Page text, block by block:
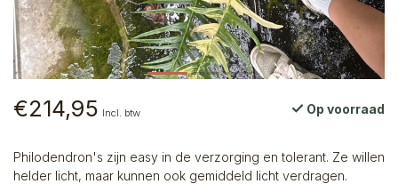
€214,95 Incl. btw Op voorraad
Philodendron's zijn easy in de verzorging en tolerant. Ze willen
helder licht, maar kunnen ook gemiddeld licht verdragen.